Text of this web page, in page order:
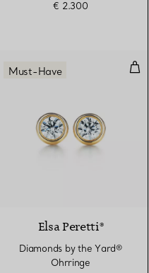
€ 2.300
Anhänger in Gelbgold
Must-Have
Elsa Peretti®
Diamonds by the Yard®
Ohrringe